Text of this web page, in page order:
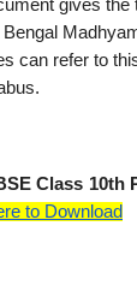
gives
can refer to
Class 10th
to Download